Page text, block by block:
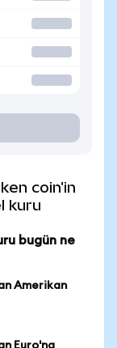
coin'in
kuru
bugün ne
Amerikan
Euro'na